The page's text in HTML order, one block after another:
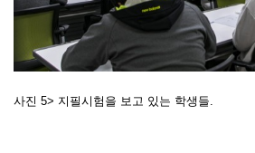
사진 5> 지필시험을 보고 있는 학생들.